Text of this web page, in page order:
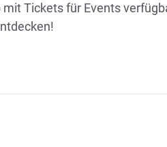
mit Tickets für Events